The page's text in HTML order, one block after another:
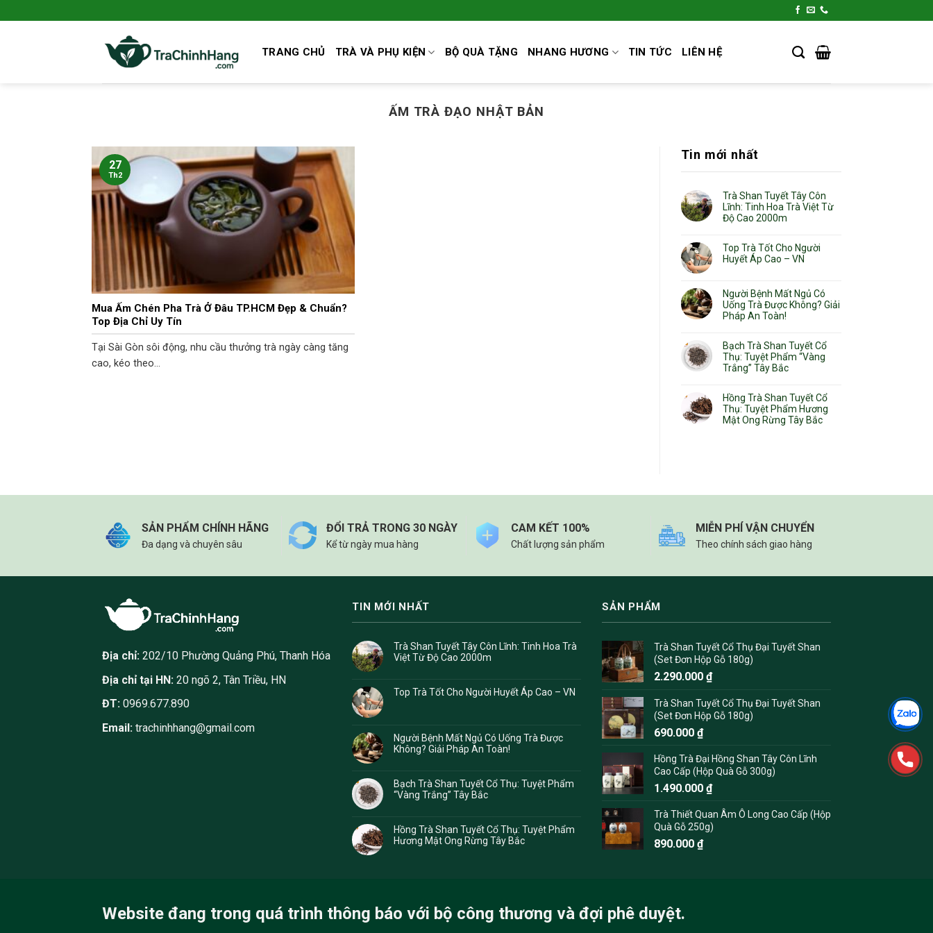
qua
TRANG CHỦ TRÀ VÀ PHỤ KIỆN BỘ QUÀ TẶNG NHANG HƯƠNG TIN TỨC LIÊN HỆ
ẤM TRÀ ĐẠO NHẬT BẢN
Mua Ấm Chén Pha Trà Ở Đâu TP.HCM Đẹp & Chuẩn?
Top Địa Chỉ Uy Tín
Tại Sài Gòn sôi động, nhu cầu thưởng trà ngày càng tăng
cao, kéo theo...
27
Th2
Tin mới nhất
Trà Shan Tuyết Tây Côn
Lĩnh: Tinh Hoa Trà Việt Từ
Độ Cao 2000m
Top Trà Tốt Cho Người
Huyết Áp Cao – VN
Người Bệnh Mất Ngủ Có
Uống Trà Được Không? Giải
Pháp An Toàn!
Bạch Trà Shan Tuyết Cổ
Thụ: Tuyệt Phẩm “Vàng
Trắng” Tây Bắc
Hồng Trà Shan Tuyết Cổ
Thụ: Tuyệt Phẩm Hương
Mật Ong Rừng Tây Bắc
SẢN PHẨM CHÍNH HÃNG
Đa dạng và chuyên sâu
ĐỔI TRẢ TRONG 30 NGÀY
Kể từ ngày mua hàng
CAM KẾT 100%
Chất lượng sản phẩm
MIỄN PHÍ VẬN CHUYỂN
Theo chính sách giao hàng
Địa chỉ: 202/10 Phường Quảng Phú, Thanh Hóa
Địa chỉ tại HN: 20 ngõ 2, Tân Triều, HN
ĐT: 0969.677.890
Email: trachinhhang@gmail.com
TIN MỚI NHẤT
Trà Shan Tuyết Tây Côn Lĩnh: Tinh Hoa Trà
Việt Từ Độ Cao 2000m
Top Trà Tốt Cho Người Huyết Áp Cao – VN
Người Bệnh Mất Ngủ Có Uống Trà Được
Không? Giải Pháp An Toàn!
Bạch Trà Shan Tuyết Cổ Thụ: Tuyệt Phẩm
“Vàng Trắng” Tây Bắc
Hồng Trà Shan Tuyết Cổ Thụ: Tuyệt Phẩm
Hương Mật Ong Rừng Tây Bắc
SẢN PHẨM
Trà Shan Tuyết Cổ Thụ Đại Tuyết Shan
(Set Đơn Hộp Gỗ 180g)
2.290.000 ₫
Trà Shan Tuyết Cổ Thụ Đại Tuyết Shan
(Set Đơn Hộp Gỗ 180g)
690.000 ₫
Hồng Trà Đại Hồng Shan Tây Côn Lĩnh
Cao Cấp (Hộp Quà Gỗ 300g)
1.490.000 ₫
Trà Thiết Quan Âm Ô Long Cao Cấp (Hộp
Quà Gỗ 250g)
890.000 ₫
Website đang trong quá trình thông báo với bộ công thương và đợi phê duyệt.